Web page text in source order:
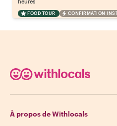
heures
FOOD TOUR CONFIRMATION
À propos de Withlocals